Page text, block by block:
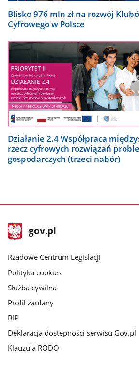
Blisko 976 mln zł na rozwój
Cyfrowego w Polsce
Działanie 2.4 Współpraca
rzecz cyfrowych rozwiązań
gospodarczych (trzeci nabór)
stopka
gov.plStrona
gov.pl
Rządowe Centrum Legislacji
Polityka cookies
Służba cywilna
Profil zaufany
BIP
Deklaracja dostępności serwisu Gov.pl
Klauzula RODO